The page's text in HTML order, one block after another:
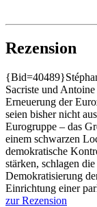
Rezension
Sacriste und
Erneuerung der
seien bisher nicht
Eurogruppe – das
einem schwarzen
demokratische
stärken, schlagen
Demokratisierung
Einrichtung einer
zur Rezension